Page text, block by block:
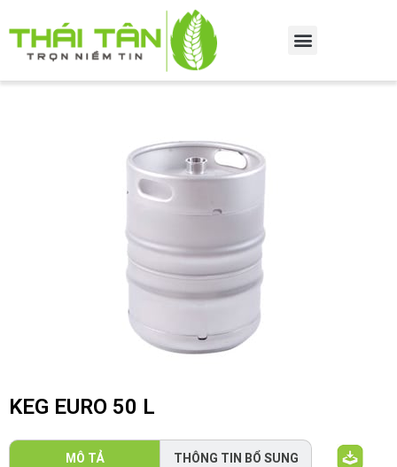
KEG EURO 50 L
MÔ TẢ THÔNG TIN BỔ SUNG